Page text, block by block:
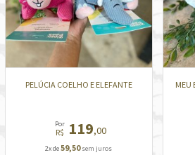
PELÚCIA COELHO E ELEFANTE
Por
R$ 119,00
2x de59,50sem juros
MEU